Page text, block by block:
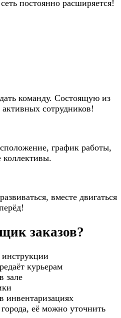
постоянно расширяется!
команду. Состоящую из
сотрудников!
график работы,
вместе двигаться
заказов?
курьерам
зале
инвентаризациях
её можно уточнить